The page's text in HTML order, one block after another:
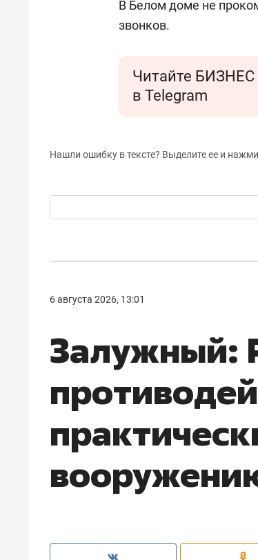
В Белом доме не
звонков.
Читайте БИЗНЕС
в Telegram
Нашли ошибку в тексте? Выделите ее и
6 августа 2026, 13:01
Залужный: